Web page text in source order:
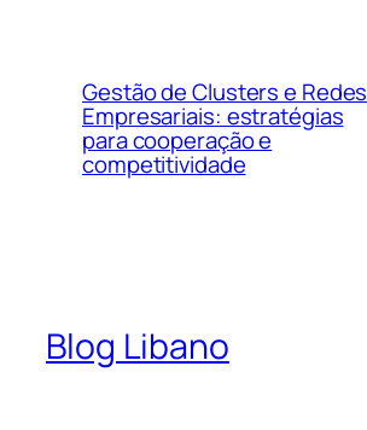
Gestão de Clusters e Redes
Empresariais: estratégias
para cooperação e
competitividade
Blog Libano